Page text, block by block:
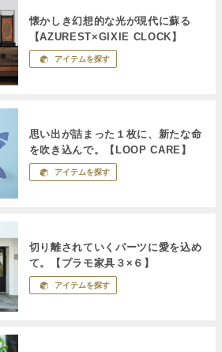
懐かしき幻想的な光が現代に蘇る
【AZUREST×GIXIE CLOCK】
アイテムを探す
思い出が詰まった１枚に、新たな命
を吹き込んで。【LOOP CARE】
アイテムを探す
切り離されていくパーツに愛を込め
て。【プラモ家具３×６】
アイテムを探す